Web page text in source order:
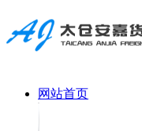
网站首页